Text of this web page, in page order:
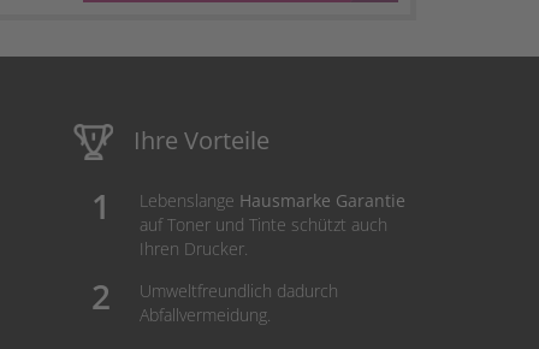
Ihre Vorteile
Lebenslange Hausmarke Garantie
auf Toner und Tinte schützt auch
Ihren Drucker.
Umweltfreundlich dadurch
Abfallvermeidung.